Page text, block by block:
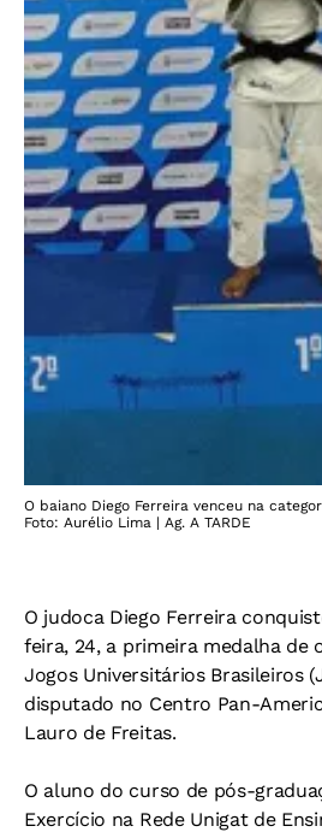
O baiano Diego Ferreira venceu na
Foto: Aurélio Lima | Ag. A TARDE
O judoca Diego Ferreira
feira, 24, a primeira medalha de
Jogos Universitários Brasileiros
disputado no Centro Pan-
Lauro de Freitas.
O aluno do curso de pós-
Exercício na Rede Unigat de